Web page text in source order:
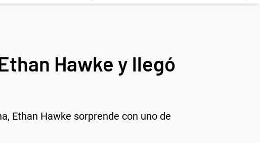
Hawke y llegó
Ethan Hawke sorprende con uno de